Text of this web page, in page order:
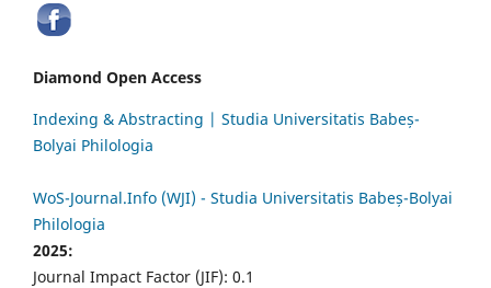
Diamond Open Access
Indexing & Abstracting | Studia Universitatis Babeș-
Bolyai Philologia
WoS-Journal.Info (WJI) - Studia Universitatis Babeș-Bolyai
Philologia
2025:
Journal Impact Factor (JIF): 0.1